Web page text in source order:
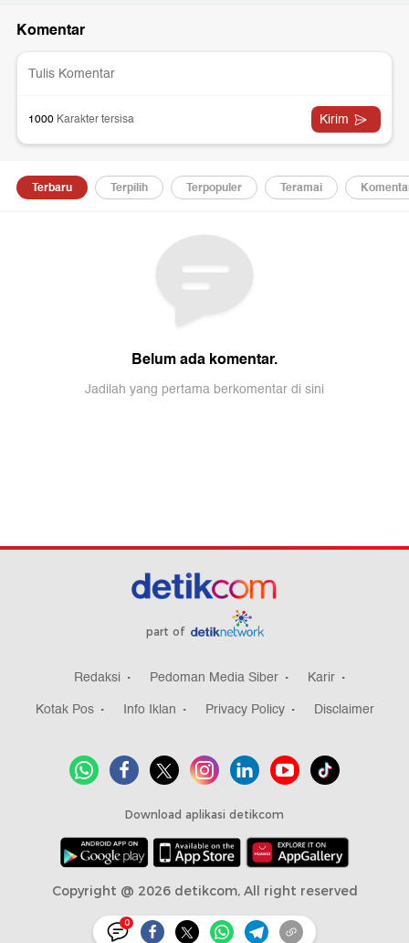
0
part of
Redaksi Pedoman Media Siber
Karir
Kotak Pos
Info Iklan Privacy Policy Disclaimer
Download aplikasi detikcom
Copyright @ 2026 detikcom, All right reserved